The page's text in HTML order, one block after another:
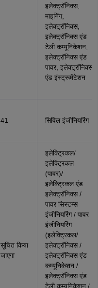
इलेक्ट्रॉनिक्स,
माइनिंग,
इलेक्ट्रॉनिक्स,
इलेक्ट्रॉनिक्स एंड
टेली कम्यूनिकेशन,
इलेक्ट्रॉनिक्स एंड
पावर, इलेक्ट्रॉनिक्स
एंड इंस्ट्रूमेंटेशन
41 सिविल इंजीनियरिंग
सूचित किया
जाएगा
इलेक्ट्रिकल/
इलेक्ट्रिकल
(पावर)/
इलेक्ट्रिकल एंड
इलेक्ट्रॉनिक्स /
पावर सिस्‍टम्‍स
इंजीनियरिंग / पावर
इंजीनियरिंग
(इलेक्ट्रिकल/
इलेक्ट्रॉनिक्स /
इलेक्ट्रॉनिक्स एंड
कम्यूनिकेशन /
इलेक्ट्रॉनिक्स एंड
टेली कम्यूनिकेशन /